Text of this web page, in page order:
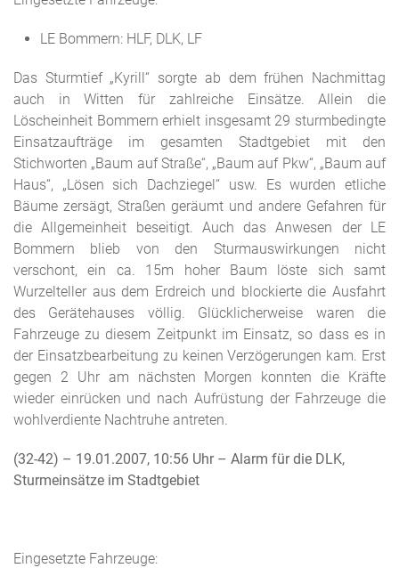
LE Bommern: HLF, DLK, LF
Das Sturmtief „Kyrill“ sorgte ab dem frühen Nachmittag
auch in Witten für zahlreiche Einsätze. Allein die
Löscheinheit Bommern erhielt insgesamt 29 sturmbedingte
Einsatzaufträge im gesamten Stadtgebiet mit den
Stichworten „Baum auf Straße“, „Baum auf Pkw“, „Baum auf
Haus“, „Lösen sich Dachziegel“ usw. Es wurden etliche
Bäume zersägt, Straßen geräumt und andere Gefahren für
die Allgemeinheit beseitigt. Auch das Anwesen der LE
Bommern blieb von den Sturmauswirkungen nicht
verschont, ein ca. 15m hoher Baum löste sich samt
Wurzelteller aus dem Erdreich und blockierte die Ausfahrt
des Gerätehauses völlig. Glücklicherweise waren die
Fahrzeuge zu diesem Zeitpunkt im Einsatz, so dass es in
der Einsatzbearbeitung zu keinen Verzögerungen kam. Erst
gegen 2 Uhr am nächsten Morgen konnten die Kräfte
wieder einrücken und nach Aufrüstung der Fahrzeuge die
wohlverdiente Nachtruhe antreten.
(32-42) – 19.01.2007, 10:56 Uhr – Alarm für die DLK,
Sturmeinsätze im Stadtgebiet
Eingesetzte Fahrzeuge: